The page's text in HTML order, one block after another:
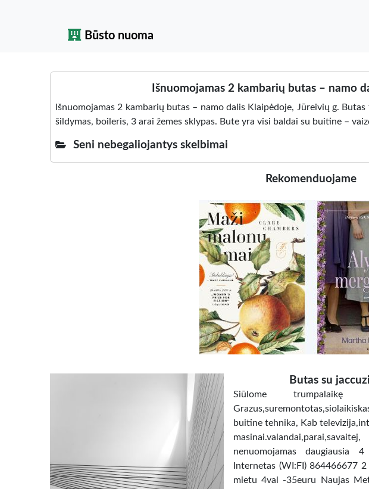
Būsto nuoma
Išnuomojamas 2 kambarių butas – namo
Išnuomojamas 2 kambarių butas – namo dalis Klaipėdoje, Jūreivių g.
šildymas, boileris, 3 arai žemes sklypas. Bute yra visi baldai su buitine –
Seni nebegaliojantys skelbimai
Rekomenduojame
Butas su
Siūlome
buitine tehnika, Kab
nenuomojamas daugiausia
Internetas (WI:FI) 864466677
mietu 4val -35euru Naujas